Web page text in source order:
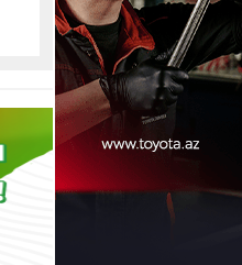
kimi özünü blokladı
HADİSƏ